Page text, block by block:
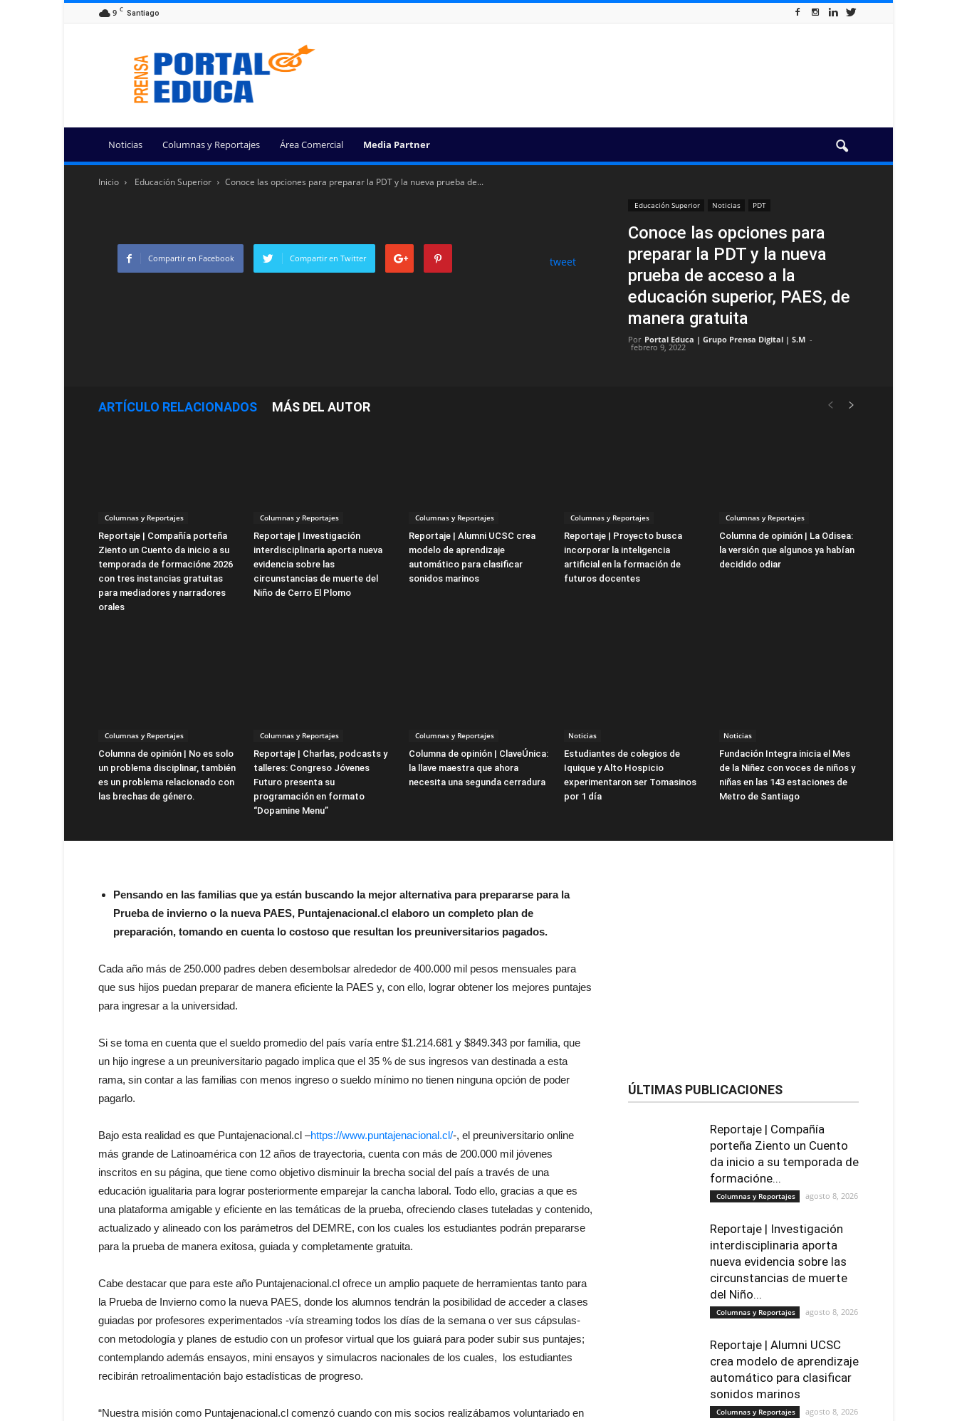
9 C Santiago
Portal
Educa
Noticias Columnas y Reportajes Área Comercial Media Partner
Inicio Educación Superior Conoce las opciones para preparar la PDT y la nueva prueba de...
Educación Superior Noticias PDT
Conoce las opciones para
preparar la PDT y la nueva
prueba de acceso a la
educación superior, PAES, de
manera gratuita
Por Portal Educa | Grupo Prensa Digital | S.M -
febrero 9, 2022
Compartir en Facebook Compartir en Twitter tweet
ARTÍCULO RELACIONADOS MÁS DEL AUTOR
Columnas y Reportajes
Reportaje | Compañía porteña
Ziento un Cuento da inicio a su
temporada de formacióne 2026
con tres instancias gratuitas
para mediadores y narradores
orales
Columnas y Reportajes
Reportaje | Investigación
interdisciplinaria aporta nueva
evidencia sobre las
circunstancias de muerte del
Niño de Cerro El Plomo
Columnas y Reportajes
Reportaje | Alumni UCSC crea
modelo de aprendizaje
automático para clasificar
sonidos marinos
Columnas y Reportajes
Reportaje | Proyecto busca
incorporar la inteligencia
artificial en la formación de
futuros docentes
Columnas y Reportajes
Columna de opinión | La Odisea:
la versión que algunos ya habían
decidido odiar
Columnas y Reportajes
Columna de opinión | No es solo
un problema disciplinar, también
es un problema relacionado con
las brechas de género.
Columnas y Reportajes
Reportaje | Charlas, podcasts y
talleres: Congreso Jóvenes
Futuro presenta su
programación en formato
“Dopamine Menu”
Columnas y Reportajes
Columna de opinión | ClaveÚnica:
la llave maestra que ahora
necesita una segunda cerradura
Noticias
Estudiantes de colegios de
Iquique y Alto Hospicio
experimentaron ser Tomasinos
por 1 día
Noticias
Fundación Integra inicia el Mes
de la Niñez con voces de niños y
niñas en las 143 estaciones de
Metro de Santiago
Pensando en las familias que ya están buscando la mejor alternativa para prepararse para la
Prueba de invierno o la nueva PAES, Puntajenacional.cl elaboro un completo plan de
preparación, tomando en cuenta lo costoso que resultan los preuniversitarios pagados.
Cada año más de 250.000 padres deben desembolsar alrededor de 400.000 mil pesos mensuales para
que sus hijos puedan preparar de manera eficiente la PAES y, con ello, lograr obtener los mejores puntajes
para ingresar a la universidad.
Si se toma en cuenta que el sueldo promedio del país varía entre $1.214.681 y $849.343 por familia, que
un hijo ingrese a un preuniversitario pagado implica que el 35 % de sus ingresos van destinada a esta
rama, sin contar a las familias con menos ingreso o sueldo mínimo no tienen ninguna opción de poder
pagarlo.
Bajo esta realidad es que Puntajenacional.cl –https://www.puntajenacional.cl/-, el preuniversitario online
más grande de Latinoamérica con 12 años de trayectoria, cuenta con más de 200.000 mil jóvenes
inscritos en su página, que tiene como objetivo disminuir la brecha social del país a través de una
educación igualitaria para lograr posteriormente emparejar la cancha laboral. Todo ello, gracias a que es
una plataforma amigable y eficiente en las temáticas de la prueba, ofreciendo clases tuteladas y contenido,
actualizado y alineado con los parámetros del DEMRE, con los cuales los estudiantes podrán prepararse
para la prueba de manera exitosa, guiada y completamente gratuita.
Cabe destacar que para este año Puntajenacional.cl ofrece un amplio paquete de herramientas tanto para
la Prueba de Invierno como la nueva PAES, donde los alumnos tendrán la posibilidad de acceder a clases
guiadas por profesores experimentados -vía streaming todos los días de la semana o ver sus cápsulas-
con metodología y planes de estudio con un profesor virtual que los guiará para poder subir sus puntajes;
contemplando además ensayos, mini ensayos y simulacros nacionales de los cuales, los estudiantes
recibirán retroalimentación bajo estadísticas de progreso.
“Nuestra misión como Puntajenacional.cl comenzó cuando con mis socios realizábamos voluntariado en
ÚLTIMAS PUBLICACIONES
Reportaje | Compañía
porteña Ziento un Cuento
da inicio a su temporada de
formacióne...
Columnas y Reportajes agosto 8, 2026
Reportaje | Investigación
interdisciplinaria aporta
nueva evidencia sobre las
circunstancias de muerte
del Niño...
Columnas y Reportajes agosto 8, 2026
Reportaje | Alumni UCSC
crea modelo de aprendizaje
automático para clasificar
sonidos marinos
Columnas y Reportajes agosto 8, 2026